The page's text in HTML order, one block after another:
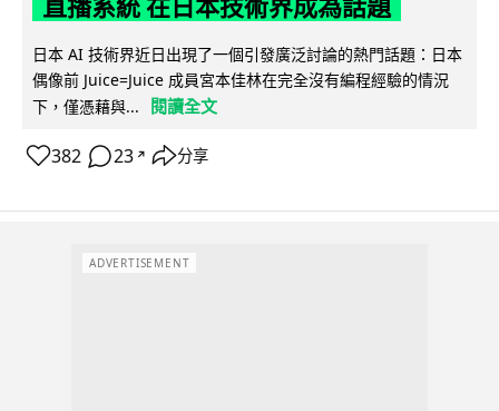
直播系統 在日本技術界成為話題
日本 AI 技術界近日出現了一個引發廣泛討論的熱門話題：日本
偶像前 Juice=Juice 成員宮本佳林在完全沒有編程經驗的情況
下，僅憑藉與...
閱讀全文
382 23 ↗ 分享
ADVERTISEMENT